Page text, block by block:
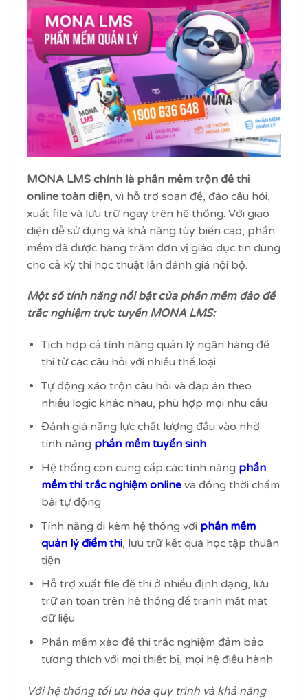
MONA LMS chính là phần mềm trộn đề thi
online toàn diện, vì hỗ trợ soạn đề, đảo câu hỏi,
xuất file và lưu trữ ngay trên hệ thống. Với giao
diện dễ sử dụng và khả năng tùy biến cao, phần
mềm đã được hàng trăm đơn vị giáo dục tin dùng
cho cả kỳ thi học thuật lẫn đánh giá nội bộ.
Một số tính năng nổi bật của phần mềm đảo đề
trắc nghiệm trực tuyến MONA LMS:
Tích hợp cả tính năng quản lý ngân hàng đề
thi từ các câu hỏi với nhiều thể loại
Tự động xáo trộn câu hỏi và đáp án theo
nhiều logic khác nhau, phù hợp mọi nhu cầu
Đánh giá năng lực chất lượng đầu vào nhờ
tính năng phần mềm tuyển sinh
Hệ thống còn cung cấp các tính năng phần
mềm thi trắc nghiệm onlinevà đồng thời chấm
bài tự động
Tính năng đi kèm hệ thống với phần mềm
quản lý điểm thi, lưu trữ kết quả học tập thuận
tiện
Hỗ trợ xuất file đề thi ở nhiều định dạng, lưu
trữ an toàn trên hệ thống để tránh mất mát
dữ liệu
Phần mềm xào đề thi trắc nghiệm đảm bảo
tương thích với mọi thiết bị, mọi hệ điều hành
Với hệ thống tối ưu hóa quy trình và khả năng